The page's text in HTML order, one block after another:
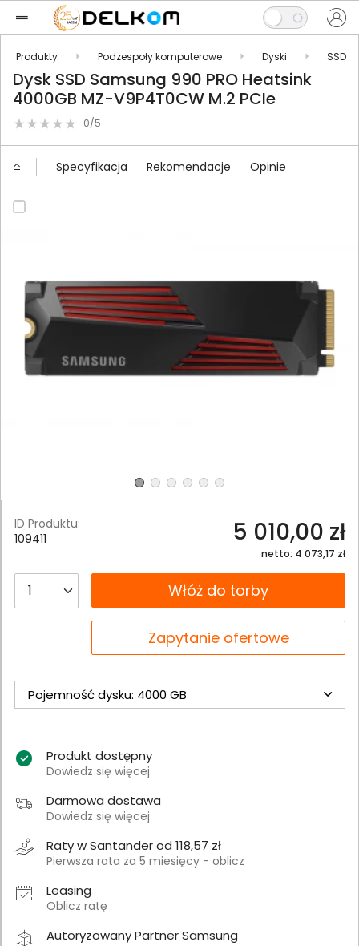
Produkty Podzespoły komputerowe Dyski SSD
Dysk SSD Samsung 990 PRO Heatsink
4000GB MZ-V9P4T0CW M.2 PCIe
0/5
Specyfikacja Rekomendacje Opinie
ID Produktu:
109411
5 010,00 zł
netto: 4 073,17 zł
__B2C.PRODUCT.QUANTITYWłóż do torby
Zapytanie ofertowe
Pojemność dysku: 4000 GB
Produkt dostępny
Dowiedz się więcej
Darmowa dostawa
Dowiedz się więcej
Raty w Santander od 118,57 zł
Pierwsza rata za 5 miesięcy - oblicz
Leasing
Oblicz ratę
Autoryzowany Partner Samsung